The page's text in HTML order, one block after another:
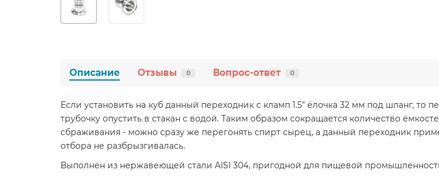
Описание Отзывы 0 Вопрос-ответ 0
Если установить на куб данный переходник с кламп 1.5" ёлочка 32 мм под шланг, то
трубочку опустить в стакан с водой. Таким образом сокращается количество
сбраживания - можно сразу же перегонять спирт сырец, а данный переходник
отбора не разбрызгивалась.
Выполнен из нержавеющей стали AISI 304, пригодной для пищевой